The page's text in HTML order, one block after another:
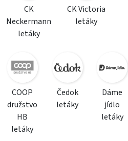
CK
Neckermann
letáky
CK Victoria
letáky
COOP
družstvo
HB
letáky
Čedok
letáky
Dáme
jídlo
letáky